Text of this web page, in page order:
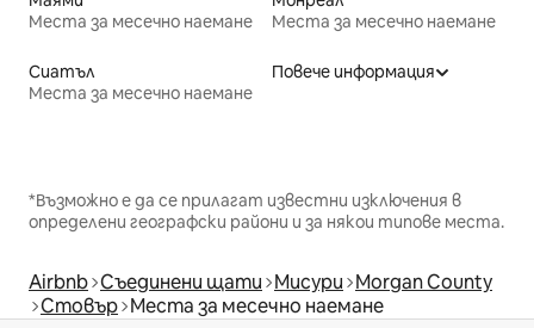
Места за месечно наемане
Места за месечно наемане
Сиатъл
Места за месечно наемане
Повече информация
*Възможно е да се прилагат известни изключения в
определени географски райони и за някои типове места.
Airbnb Съединени щати Мисури Morgan County
Стовър Места за месечно наемане